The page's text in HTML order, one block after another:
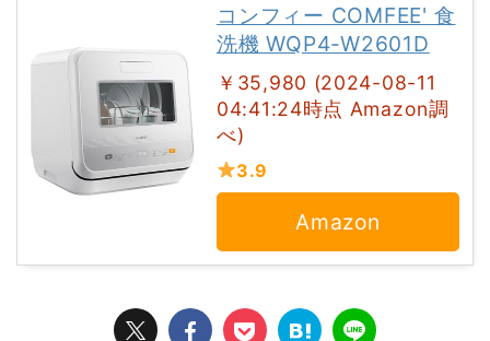
コンフィー COMFEE' 食
洗機 WQP4-W2601D
￥35,980 (2024-08-11
04:41:24時点 Amazon調
べ)
3.9
Amazon